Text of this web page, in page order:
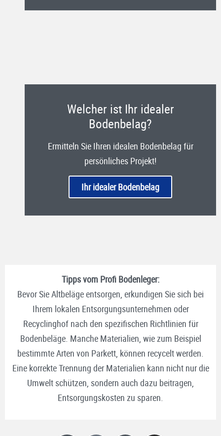
Welcher ist Ihr idealer
Bodenbelag?
Ermitteln Sie Ihren idealen Bodenbelag für
persönliches Projekt!
Ihr idealer Bodenbelag
Tipps vom Profi Bodenleger:
Bevor Sie Altbeläge entsorgen, erkundigen Sie sich bei
Ihrem lokalen Entsorgungsunternehmen oder
Recyclinghof nach den spezifischen Richtlinien für
Bodenbeläge. Manche Materialien, wie zum Beispiel
bestimmte Arten von Parkett, können recycelt werden.
Eine korrekte Trennung der Materialien kann nicht nur die
Umwelt schützen, sondern auch dazu beitragen,
Entsorgungskosten zu sparen.